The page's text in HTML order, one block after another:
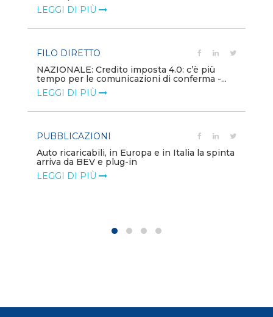
LEGGI DI PIÙ
FILO DIRETTO
NAZIONALE: Credito imposta 4.0: c’è più
tempo per le comunicazioni di conferma -...
LEGGI DI PIÙ
PUBBLICAZIONI
Auto ricaricabili, in Europa e in Italia la spinta
arriva da BEV e plug-in
LEGGI DI PIÙ